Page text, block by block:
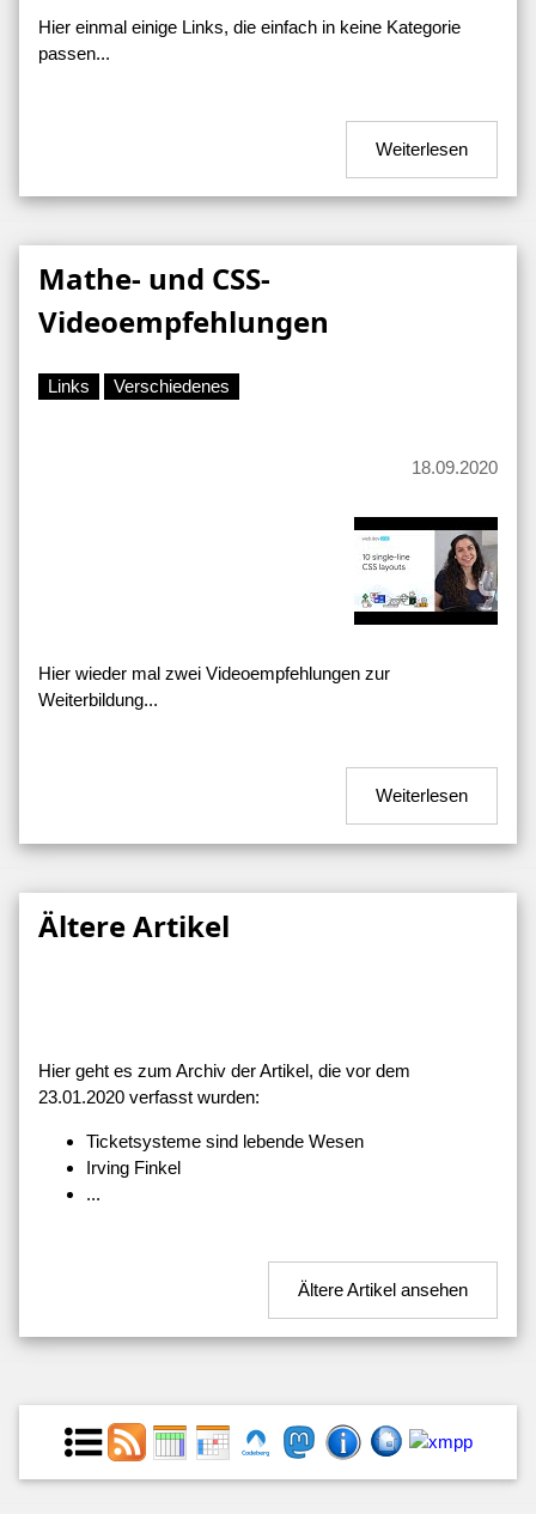
Hier einmal einige Links, die einfach in keine Kategorie
passen...
Weiterlesen
Mathe- und CSS-
Videoempfehlungen
Links Verschiedenes
18.09.2020
Hier wieder mal zwei Videoempfehlungen zur
Weiterbildung...
Weiterlesen
Ältere Artikel
Hier geht es zum Archiv der Artikel, die vor dem
23.01.2020 verfasst wurden:
Ticketsysteme sind lebende Wesen
Irving Finkel
...
Ältere Artikel ansehen